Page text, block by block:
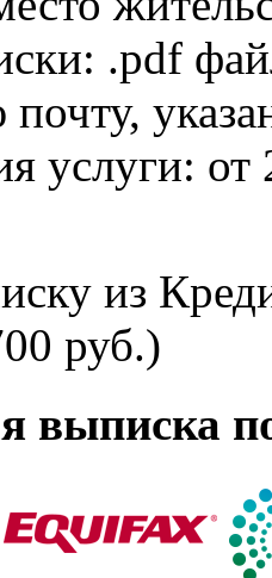
.pdf
почту,
услуги: от
из
руб.)
выписка